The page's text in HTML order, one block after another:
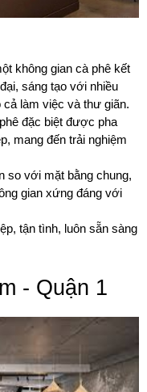
không gian cà phê kết
sáng tạo với nhiều
làm việc và thư giãn.
đặc biệt được pha
mang đến trải nghiệm
so với mặt bằng chung,
gian xứng đáng với
tận tình, luôn sẵn sàng
- Quận 1